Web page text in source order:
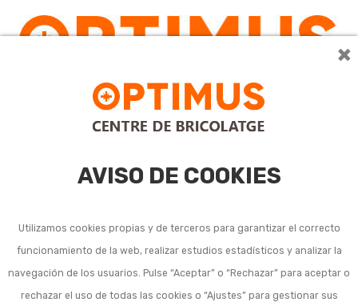
×
AVISO DE COOKIES
Utilizamos cookies propias y de terceros para garantizar el correcto
funcionamiento de la web, realizar estudios estadísticos y analizar la
navegación de los usuarios. Pulse “Aceptar” o “Rechazar” para aceptar o
rechazar el uso de todas las cookies o “Ajustes” para gestionar sus
Sierras sable eléctricas